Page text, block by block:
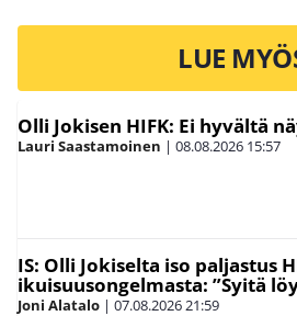
LUE
Olli Jokisen HIFK: Ei hyvältä
Lauri Saastamoinen | 08.08.2026 15:57
IS: Olli Jokiselta iso paljastus
ikuisuusongelmasta: ”Syitä
Joni Alatalo | 07.08.202621:59